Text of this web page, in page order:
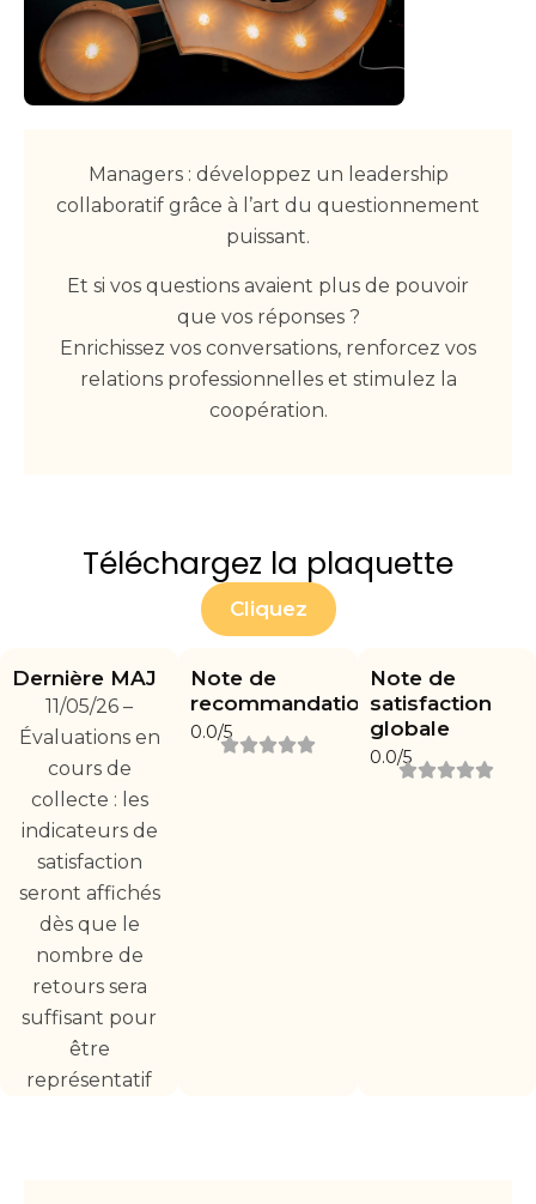
Managers : développez un leadership
collaboratif grâce à l’art du questionnement
puissant.
Et si vos questions avaient plus de pouvoir
que vos réponses ?
Enrichissez vos conversations, renforcez vos
relations professionnelles et stimulez la
coopération.
Téléchargez la plaquette
Cliquez
Dernière MAJ
11/05/26 –
Évaluations en
cours de
collecte : les
indicateurs de
satisfaction
seront affichés
dès que le
nombre de
retours sera
suffisant pour
être
représentatif
Note de
recommandation
0.0/5
Note de
satisfaction
globale
0.0/5